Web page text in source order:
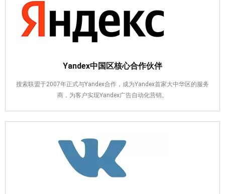
Yandex中国区核心合作伙伴
搜索联盟于2007年正式与Yandex合作，成为Yandex首家大中华区的服务
商，为客户实现Yandex广告自动化营销。